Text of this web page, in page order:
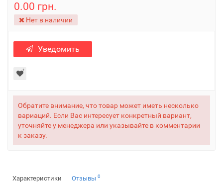
0.00 грн.
Нет в наличии
Уведомить
Обратите внимание, что товар может иметь несколько
вариаций. Если Вас интересует конкретный вариант,
уточняйте у менеджера или указывайте в комментарии
к заказу.
Характеристики Отзывы 0